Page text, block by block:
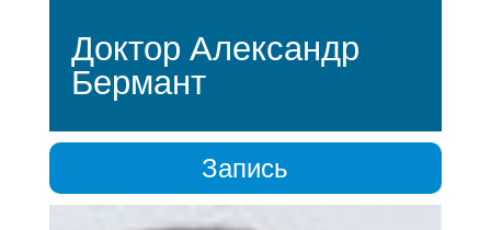
Доктор Александр
Бермант
Запись